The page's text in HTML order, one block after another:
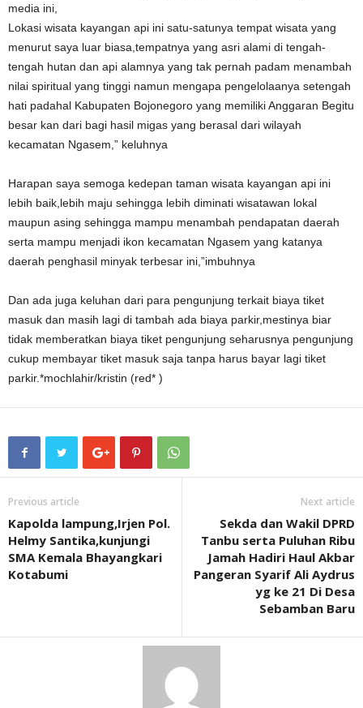
media ini,
Lokasi wisata kayangan api ini satu-satunya tempat wisata yang
menurut saya luar biasa,tempatnya yang asri alami di tengah-
tengah hutan dan api alamnya yang tak pernah padam menambah
nilai spiritual yang tinggi namun mengapa pengelolaanya setengah
hati padahal Kabupaten Bojonegoro yang memiliki Anggaran Begitu
besar kan dari bagi hasil migas yang berasal dari wilayah
kecamatan Ngasem,” keluhnya
Harapan saya semoga kedepan taman wisata kayangan api ini
lebih baik,lebih maju sehingga lebih diminati wisatawan lokal
maupun asing sehingga mampu menambah pendapatan daerah
serta mampu menjadi ikon kecamatan Ngasem yang katanya
daerah penghasil minyak terbesar ini,”imbuhnya
Dan ada juga keluhan dari para pengunjung terkait biaya tiket
masuk dan masih lagi di tambah ada biaya parkir,mestinya biar
tidak memberatkan biaya tiket pengunjung seharusnya pengunjung
cukup membayar tiket masuk saja tanpa harus bayar lagi tiket
parkir.*mochlahir/kristin (red* )
Previous article
Kapolda lampung,Irjen Pol.
Helmy Santika,kunjungi
SMA Kemala Bhayangkari
Kotabumi
Next article
Sekda dan Wakil DPRD
Tanbu serta Puluhan Ribu
Jamah Hadiri Haul Akbar
Pangeran Syarif Ali Aydrus
yg ke 21 Di Desa
Sebamban Baru